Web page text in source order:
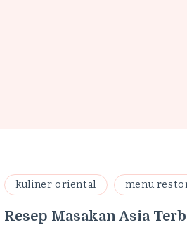
kuliner oriental menu
Resep Masakan Asia